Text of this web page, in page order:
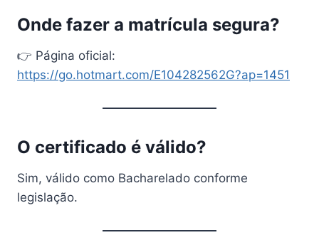
Onde fazer a matrícula segura?
👉 Página oficial:
https://go.hotmart.com/E104282562G?ap=1451
O certificado é válido?
Sim, válido como Bacharelado conforme
legislação.